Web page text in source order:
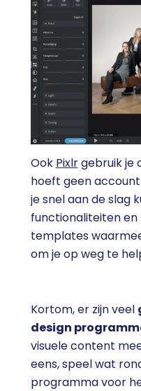
Ook Pixlrgebruik je
hoeft geen
je snel aan de slag
functionaliteiten en
templates
om je op weg te
Kortom, er zijn veel
design
visuele content
eens, speel wat
programma voor